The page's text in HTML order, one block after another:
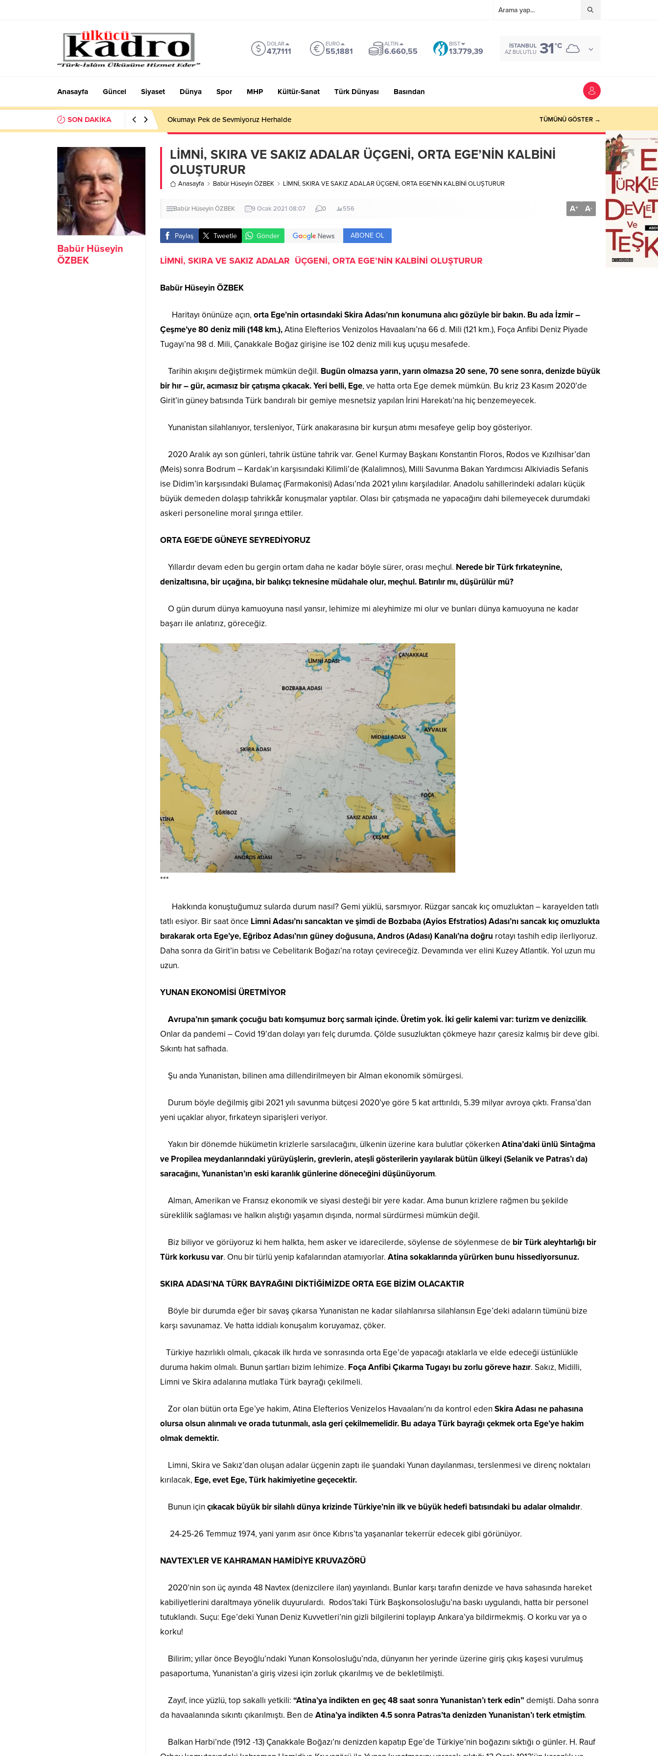
DOLAR
47,7111
EURO
55,1881
ALTIN
6.660,55
BIST
13.779,39
İSTANBUL
AZ BULUTLU 31°C
Anasayfa Güncel Siyaset Dünya Spor MHP Kültür-Sanat Türk Dünyası Basından
SON DAKİKA Okumayı Pek de Sevmiyoruz Herhalde TÜMÜNÜ GÖSTER →
Babür Hüseyin
ÖZBEK
LİMNİ, SKIRA VE SAKIZ ADALAR ÜÇGENİ, ORTA EGE’NİN KALBİNİ
OLUŞTURUR
Anasayfa Babür Hüseyin ÖZBEK LİMNİ, SKIRA VE SAKIZ ADALAR ÜÇGENİ, ORTA EGE’NİN KALBİNİ OLUŞTURUR
Babür Hüseyin ÖZBEK 9 Ocak 2021 08:07 0 556 A+ A-
Paylaş Tweetle Gönder ABONE OL
LİMNİ, SKIRA VE SAKIZ ADALAR ÜÇGENİ, ORTA EGE’NİN KALBİNİ OLUŞTURUR
Babür Hüseyin ÖZBEK
Haritayı önünüze açın, orta Ege’nin ortasındaki Skira Adası’nın konumuna alıcı gözüyle bir bakın. Bu ada İzmir –
Çeşme’ye 80 deniz mili (148 km.),Atina Elefterios Venizolos Havaalanı’na 66 d. Mili (121 km.), Foça Anfibi Deniz Piyade
Tugayı’na 98 d. Mili, Çanakkale Boğaz girişine ise 102 deniz mili kuş uçuşu mesafede.
Tarihin akışını değiştirmek mümkün değil. Bugün olmazsa yarın, yarın olmazsa 20 sene, 70 sene sonra, denizde büyük
bir hır – gür, acımasız bir çatışma çıkacak. Yeri belli, Ege, ve hatta orta Ege demek mümkün. Bu kriz 23 Kasım 2020’de
Girit’in güney batısında Türk bandıralı bir gemiye mesnetsiz yapılan İrini Harekatı’na hiç benzemeyecek.
Yunanistan silahlanıyor, tersleniyor, Türk anakarasına bir kurşun atımı mesafeye gelip boy gösteriyor.
2020 Aralık ayı son günleri, tahrik üstüne tahrik var. Genel Kurmay Başkanı Konstantin Floros, Rodos ve Kızılhisar’dan
(Meis) sonra Bodrum – Kardak’ın karşısındaki Kilimli’de (Kalalimnos), Milli Savunma Bakan Yardımcısı Alkiviadis Sefanis
ise Didim’in karşısındaki Bulamaç (Farmakonisi) Adası’nda 2021 yılını karşıladılar. Anadolu sahillerindeki adaları küçük
büyük demeden dolaşıp tahrikkâr konuşmalar yaptılar. Olası bir çatışmada ne yapacağını dahi bilemeyecek durumdaki
askeri personeline moral şırınga ettiler.
ORTA EGE’DE GÜNEYE SEYREDİYORUZ
Yıllardır devam eden bu gergin ortam daha ne kadar böyle sürer, orası meçhul. Nerede bir Türk fırkateynine,
denizaltısına, bir uçağına, bir balıkçı teknesine müdahale olur, meçhul. Batırılır mı, düşürülür mü?
O gün durum dünya kamuoyuna nasıl yansır, lehimize mi aleyhimize mi olur ve bunları dünya kamuoyuna ne kadar
başarı ile anlatırız, göreceğiz.
***
Hakkında konuştuğumuz sularda durum nasıl? Gemi yüklü, sarsmıyor. Rüzgar sancak kıç omuzluktan – karayelden tatlı
tatlı esiyor. Bir saat önce Limni Adası’nı sancaktan ve şimdi de Bozbaba (Ayios Efstratios) Adası’nı sancak kıç omuzlukta
bırakarak orta Ege’ye, Eğriboz Adası’nın güney doğusuna, Andros (Adası) Kanalı’na doğru rotayı tashih edip ilerliyoruz.
Daha sonra da Girit’in batısı ve Cebelitarık Boğazı’na rotayı çevireceğiz. Devamında ver elini Kuzey Atlantik. Yol uzun mu
uzun.
YUNAN EKONOMİSİ ÜRETMİYOR
Avrupa’nın şımarık çocuğu batı komşumuz borç sarmalı içinde. Üretim yok. İki gelir kalemi var: turizm ve denizcilik.
Onlar da pandemi – Covid 19’dan dolayı yarı felç durumda. Çölde susuzluktan çökmeye hazır çaresiz kalmış bir deve gibi.
Sıkıntı hat safhada.
Şu anda Yunanistan, bilinen ama dillendirilmeyen bir Alman ekonomik sömürgesi.
Durum böyle değilmiş gibi 2021 yılı savunma bütçesi 2020’ye göre 5 kat arttırıldı, 5.39 milyar avroya çıktı. Fransa’dan
yeni uçaklar alıyor, fırkateyn siparişleri veriyor.
Yakın bir dönemde hükümetin krizlerle sarsılacağını, ülkenin üzerine kara bulutlar çökerken Atina’daki ünlü Sintağma
ve Propilea meydanlarındaki yürüyüşlerin, grevlerin, ateşli gösterilerin yayılarak bütün ülkeyi (Selanik ve Patras’ı da)
saracağını, Yunanistan’ın eski karanlık günlerine döneceğini düşünüyorum.
Alman, Amerikan ve Fransız ekonomik ve siyasi desteği bir yere kadar. Ama bunun krizlere rağmen bu şekilde
süreklilik sağlaması ve halkın alıştığı yaşamın dışında, normal sürdürmesi mümkün değil.
Biz biliyor ve görüyoruz ki hem halkta, hem asker ve idarecilerde, söylense de söylenmese de bir Türk aleyhtarlığı bir
Türk korkusu var. Onu bir türlü yenip kafalarından atamıyorlar. Atina sokaklarında yürürken bunu hissediyorsunuz.
SKIRA ADASI’NA TÜRK BAYRAĞINI DİKTİĞİMİZDE ORTA EGE BİZİM OLACAKTIR
Böyle bir durumda eğer bir savaş çıkarsa Yunanistan ne kadar silahlanırsa silahlansın Ege’deki adaların tümünü bize
karşı savunamaz. Ve hatta iddialı konuşalım koruyamaz, çöker.
Türkiye hazırlıklı olmalı, çıkacak ilk hırda ve sonrasında orta Ege’de yapacağı ataklarla ve elde edeceği üstünlükle
duruma hakim olmalı. Bunun şartları bizim lehimize. Foça Anfibi Çıkarma Tugayı bu zorlu göreve hazır. Sakız, Midilli,
Limni ve Skira adalarına mutlaka Türk bayrağı çekilmeli.
Zor olan bütün orta Ege’ye hakim, Atina Elefterios Venizelos Havaalanı’nı da kontrol eden Skira Adası ne pahasına
olursa olsun alınmalı ve orada tutunmalı, asla geri çekilmemelidir. Bu adaya Türk bayrağı çekmek orta Ege’ye hakim
olmak demektir.
Limni, Skira ve Sakız’dan oluşan adalar üçgenin zaptı ile şuandaki Yunan dayılanması, terslenmesi ve direnç noktaları
kırılacak, Ege, evet Ege, Türk hakimiyetine geçecektir.
Bunun için çıkacak büyük bir silahlı dünya krizinde Türkiye’nin ilk ve büyük hedefi batısındaki bu adalar olmalıdır.
24-25-26 Temmuz 1974, yani yarım asır önce Kıbrıs’ta yaşananlar tekerrür edecek gibi görünüyor.
NAVTEX’LER VE KAHRAMAN HAMİDİYE KRUVAZÖRÜ
2020’nin son üç ayında 48 Navtex (denizcilere ilan) yayınlandı. Bunlar karşı tarafın denizde ve hava sahasında hareket
kabiliyetlerini daraltmaya yönelik duyurulardı. Rodos’taki Türk Başkonsolosluğu’na baskı uygulandı, hatta bir personel
tutuklandı. Suçu: Ege’deki Yunan Deniz Kuvvetleri’nin gizli bilgilerini toplayıp Ankara’ya bildirmekmiş. O korku var ya o
korku!
Bilirim; yıllar önce Beyoğlu’ndaki Yunan Konsolosluğu’nda, dünyanın her yerinde üzerine giriş çıkış kaşesi vurulmuş
pasaportuma, Yunanistan’a giriş vizesi için zorluk çıkarılmış ve de bekletilmişti.
Zayıf, ince yüzlü, top sakallı yetkili: “Atina’ya indikten en geç 48 saat sonra Yunanistan’ı terk edin” demişti. Daha sonra
da havaalanında sıkıntı çıkarılmıştı. Ben de Atina’ya indikten 4.5 sonra Patras’ta denizden Yunanistan’ı terk etmiştim.
Balkan Harbi’nde (1912 -13) Çanakkale Boğazı’nı denizden kapatıp Ege’de Türkiye’nin boğazını sıktığı o günler. H. Rauf